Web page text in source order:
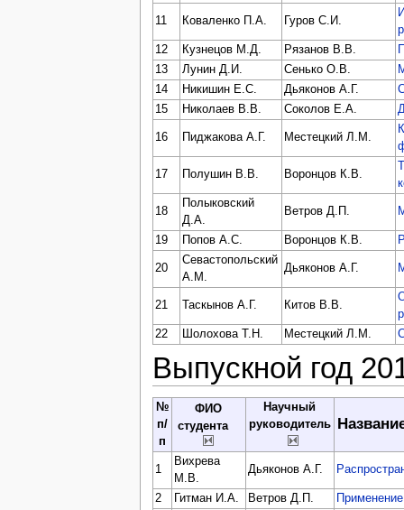
11 Коваленко П.А. Гуров С.И.
12
Кузнецов М.Д. Рязанов В.В.
13
Лунин Д.И. Сенько О.В.
14
Никишин Е.С. Дьяконов А.Г.
15
Николаев В.В. Соколов Е.А.
16 Пиджакова А.Г. Местецкий Л.М.
17 Полушин В.В. Воронцов К.В.
18
Полыковский
Д.А.
Ветров Д.П.
19 Попов А.С. Воронцов К.В.
20
Севастопольский
А.М.
Дьяконов А.Г.
21 Таскынов А.Г. Китов В.В.
22
Шолохова Т.Н. Местецкий Л.М.
Выпускной год
№
п/
п
ФИО
студента
Научный
руководитель
1
Вихрева
М.В.
Дьяконов А.Г.
2 Гитман И.А. Ветров Д.П.